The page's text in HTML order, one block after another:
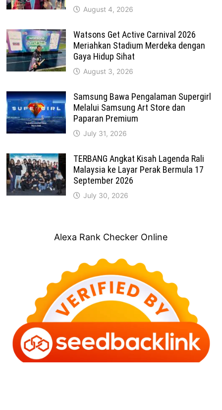
August 4, 2026
Watsons Get Active Carnival 2026
Meriahkan Stadium Merdeka dengan
Gaya Hidup Sihat
August 3, 2026
Samsung Bawa Pengalaman Supergirl
Melalui Samsung Art Store dan
Paparan Premium
July 31, 2026
TERBANG Angkat Kisah Lagenda Rali
Malaysia ke Layar Perak Bermula 17
September 2026
July 30, 2026
Alexa Rank Checker Online